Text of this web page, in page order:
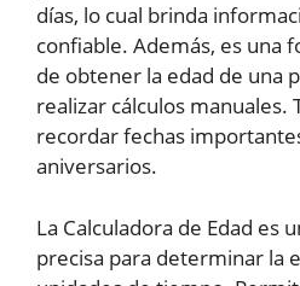
días, lo cual brinda
confiable. Además, es una
de obtener la edad de una
realizar cálculos manuales.
recordar fechas
aniversarios.
La Calculadora de Edad es
precisa para determinar la